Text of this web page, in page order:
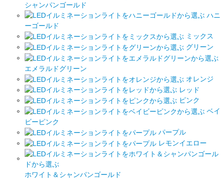
シャンパンゴールド
ハニ
ーゴールド
ミックス
グリーン
エメラルドグリーン
オレンジ
レッド
ピンク
ベイ
ビーピンク
パープル
レモンイエロー
ホワイト＆シャンパンゴールド